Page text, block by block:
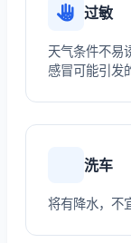
过敏
天气条件不易
感冒可能引发
洗车
将有降水，不